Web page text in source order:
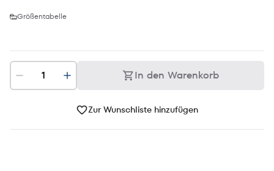
Größentabelle
In den Warenkorb
Zur Wunschliste hinzufügen